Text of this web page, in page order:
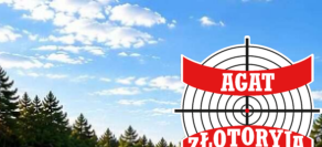
Przejdź
do
treści